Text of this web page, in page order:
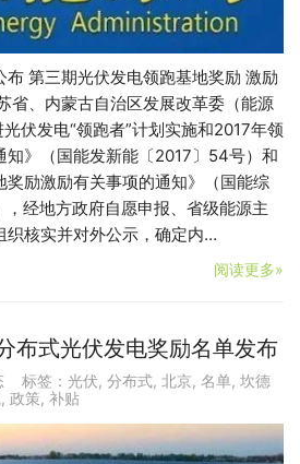
布 第三期光伏发电领跑基地奖励 激励
省、内蒙古自治区发展改革委（能源
伏发电“领跑者”计划实施和2017年领
知》（国能发新能〔2017〕54号）和
奖励激励有关事项的通知》（国能综
经地方政府自愿申报、省级能源主
织核实并对外公示，确定内…
阅读更多»
布式光伏发电奖励名单发布
标签： 光伏, 分布式, 北京, 名单, 坎德
, 政策, 补贴